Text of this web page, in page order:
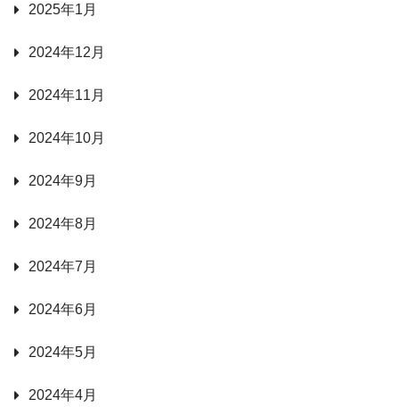
2025年1月
2024年12月
2024年11月
2024年10月
2024年9月
2024年8月
2024年7月
2024年6月
2024年5月
2024年4月